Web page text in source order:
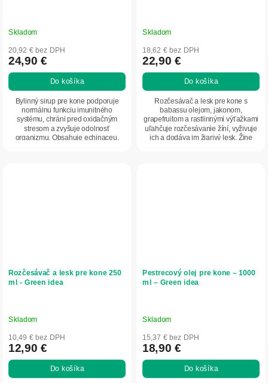
Skladom
20,92 € bez DPH
24,90 €
Do košíka
Bylinný sirup pre kone podporuje
normálnu funkciu imunitného
systému, chráni pred oxidačným
stresom a zvyšuje odolnosť
organizmu. Obsahuje echinaceu,
Skladom
18,62 € bez DPH
22,90 €
Do košíka
Rozčesávač a lesk pre kone s
babassu olejom, jakonom,
grapefruitom a rastlinnými výťažkami
uľahčuje rozčesávanie žíní, vyživuje
ich a dodáva im žiarivý lesk. Žine
Rozčesávač a lesk pre kone 250
ml - Green idea
Skladom
10,49 € bez DPH
12,90 €
Do košíka
Pestrecový olej pre kone – 1000
ml – Green idea
Skladom
15,37 € bez DPH
18,90 €
Do košíka